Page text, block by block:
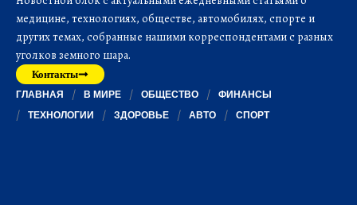
медицине, технологиях, обществе, автомобилях, спорте и
других темах, собранные нашими корреспондентами с разных
уголков земного шара.
Контакты
ГЛАВНАЯ В МИРЕ ОБЩЕСТВО
ФИНАНСЫ
ТЕХНОЛОГИИ
ЗДОРОВЬЕ АВТО СПОРТ